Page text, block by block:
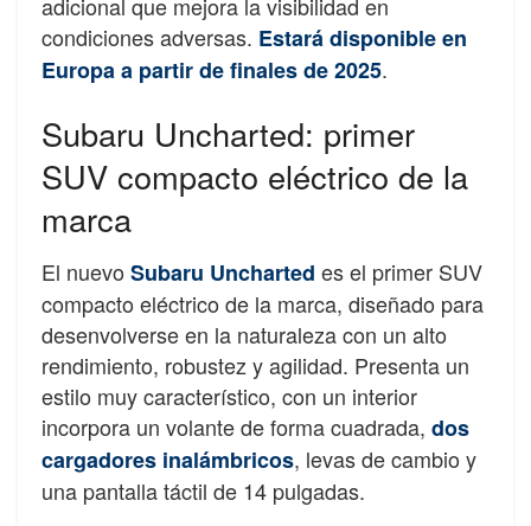
condiciones adversas. Estará disponible en
Europa a partir de finales de 2025.
Subaru Uncharted: primer
SUV compacto eléctrico de la
marca
El nuevo Subaru Uncharted es el primer SUV
compacto eléctrico de la marca, diseñado para
desenvolverse en la naturaleza con un alto
rendimiento, robustez y agilidad. Presenta un
estilo muy característico, con un interior
incorpora un volante de forma cuadrada, dos
cargadores inalámbricos, levas de cambio y
una pantalla táctil de 14 pulgadas.